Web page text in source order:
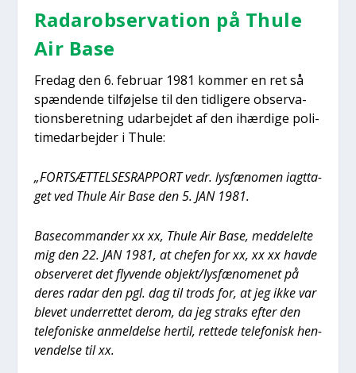
Rada­rob­ser­va­tion på Thu­le
Air Base
Fre­dag den 6. febru­ar 1981 kom­mer en ret så
spæn­den­de til­fø­jel­se til den tid­li­ge­re obser­va­
tions­be­ret­ning udar­bej­det af den ihær­di­ge poli­
ti­me­d­ar­bej­der i Thu­le:
„FORTSÆTTELSESRAPPORT vedr. lys­fæ­no­men iagt­ta­
get ved Thu­le Air Base den 5. JAN 1981.
Basecom­man­der xx xx, Thu­le Air Base, med­del­el­te
mig den 22. JAN 1981, at che­fen for xx, xx xx hav­de
obser­ve­ret det fly­ven­de objekt/lysfænomenet på
deres radar den pgl. dag til trods for, at jeg ikke var
ble­vet under­ret­tet derom, da jeg straks efter den
tele­fo­ni­ske anmel­del­se her­til, ret­te­de tele­fo­nisk hen­
ven­del­se til xx.